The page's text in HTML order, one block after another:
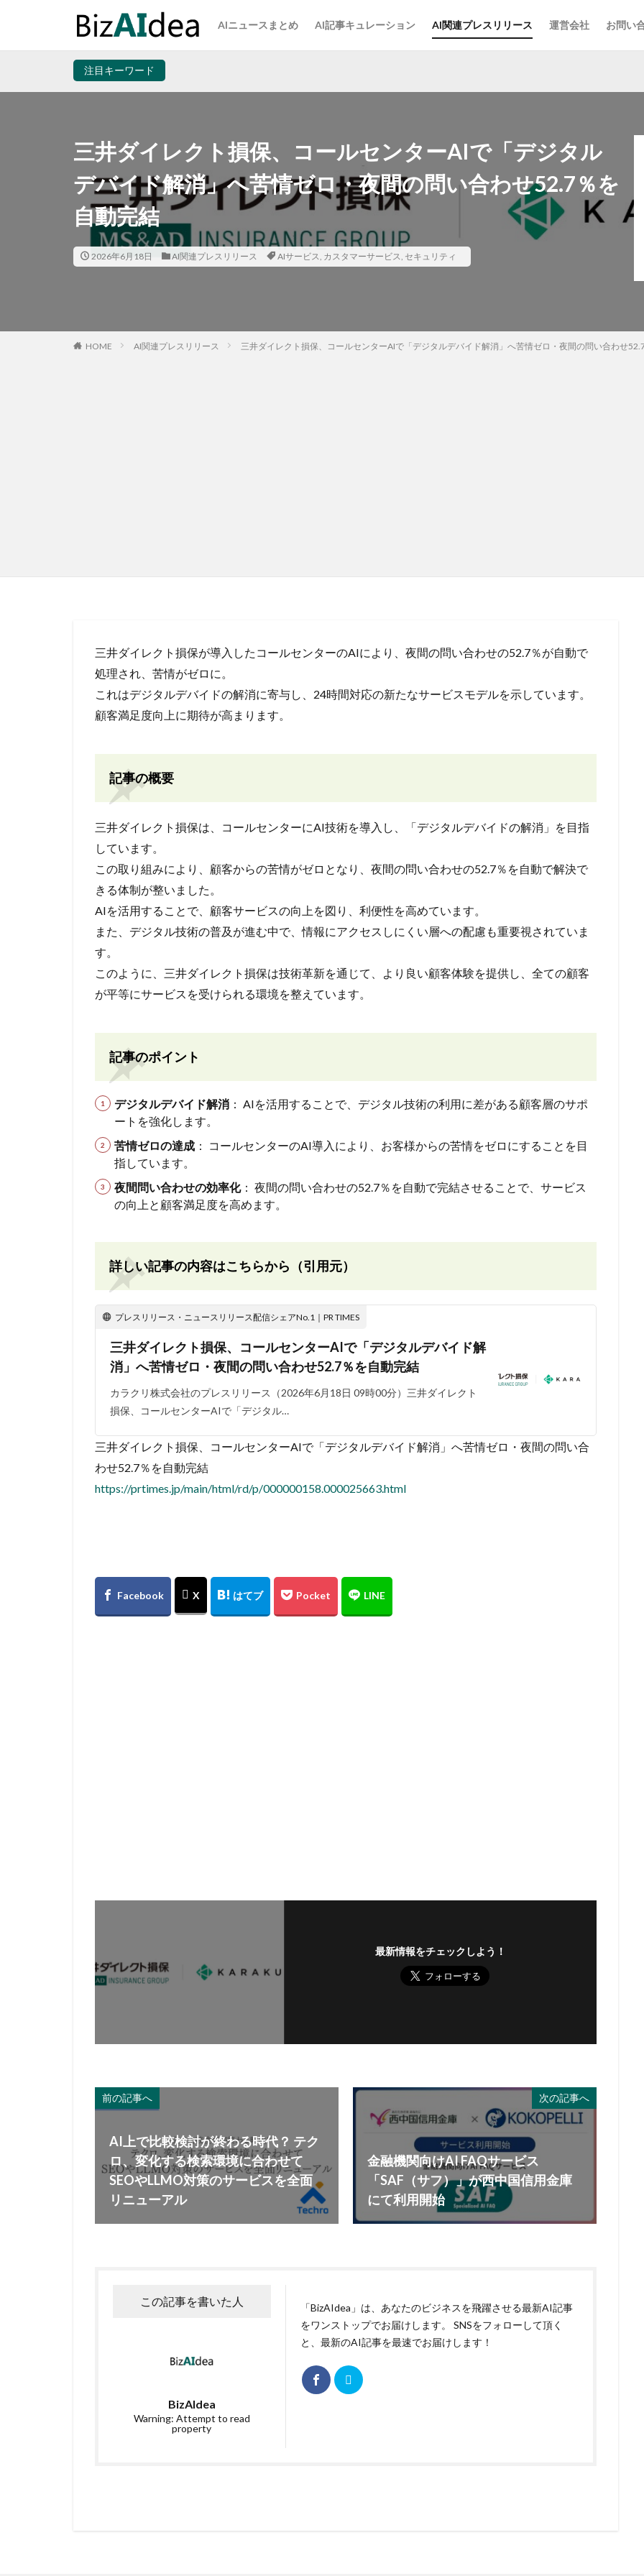
AIニュースまとめ AI記事キュレーション AI関連プレスリリース 運営会社 お問い
注目キーワード
三井ダイレクト損保、コールセンターAIで「デジタル
デバイド解消」へ苦情ゼロ・夜間の問い合わせ52.7％を
自動完結
2026年6月18日 AI関連プレスリリース AIサービス, カスタマーサービス, セキュリティ
HOME AI関連プレスリリース 三井ダイレクト損保、コールセンターAIで「デジタルデバイド解消」へ苦情ゼロ・夜間の問い合わせ
三井ダイレクト損保が導入したコールセンターのAIにより、夜間の問い合わせの52.7％が自動で
処理され、苦情がゼロに。
これはデジタルデバイドの解消に寄与し、24時間対応の新たなサービスモデルを示しています。
顧客満足度向上に期待が高まります。
記事の概要
三井ダイレクト損保は、コールセンターにAI技術を導入し、「デジタルデバイドの解消」を目指
しています。
この取り組みにより、顧客からの苦情がゼロとなり、夜間の問い合わせの52.7％を自動で解決で
きる体制が整いました。
AIを活用することで、顧客サービスの向上を図り、利便性を高めています。
また、デジタル技術の普及が進む中で、情報にアクセスしにくい層への配慮も重要視されていま
す。
このように、三井ダイレクト損保は技術革新を通じて、より良い顧客体験を提供し、全ての顧客
が平等にサービスを受けられる環境を整えています。
記事のポイント
デジタルデバイド解消 ： AIを活用することで、デジタル技術の利用に差がある顧客層のサポ
ートを強化します。
苦情ゼロの達成 ： コールセンターのAI導入により、お客様からの苦情をゼロにすることを目
指しています。
夜間問い合わせの効率化： 夜間の問い合わせの52.7％を自動で完結させることで、サービス
の向上と顧客満足度を高めます。
詳しい記事の内容はこちらから（引用元）
プレスリリース・ニュースリリース配信シェアNo.1｜PR TIMES
三井ダイレクト損保、コールセンターAIで「デジタルデバイド解
消」へ苦情ゼロ・夜間の問い合わせ52.7％を自動完結
カラクリ株式会社のプレスリリース（2026年6月18日 09時00分）三井ダイレクト
損保、コールセンターAIで「デジタル…
三井ダイレクト損保、コールセンターAIで「デジタルデバイド解消」へ苦情ゼロ・夜間の問い合
わせ52.7％を自動完結
https://prtimes.jp/main/html/rd/p/000000158.000025663.html
最新情報をチェックしよう！
前の記事へ
AI上で比較検討が終わる時代？ テク
ロ、変化する検索環境に合わせて
SEOやLLMO対策のサービスを全面
リニューアル
次の記事へ
金融機関向けAI FAQサービス
「SAF（サフ）」が西中国信用金庫
にて利用開始
この記事を書いた人
BizAIdea
Warning: Attempt to read
property
「BizAIdea」は、あなたのビジネスを飛躍させる最新AI記事
をワンストップでお届けします。 SNSをフォローして頂く
と、最新のAI記事を最速でお届けします！